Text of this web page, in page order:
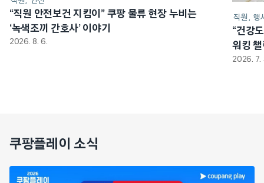
“직원 안전보건 지킴이” 쿠팡 물류 현장 누비는
‘녹색조끼 간호사’ 이야기
2026. 8. 6.
직원 행
“건강
워킹
2026. 7.
쿠팡플레이 소식